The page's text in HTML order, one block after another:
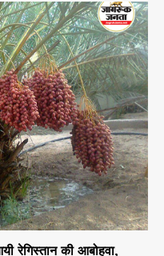
रेगिस्तान की आबोहवा,